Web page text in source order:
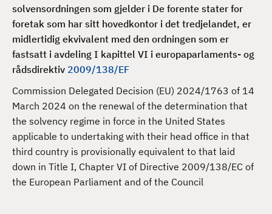
solvensordningen som gjelder i De forente stater for
foretak som har sitt hovedkontor i det tredjelandet, er
midlertidig ekvivalent med den ordningen som er
fastsatt i avdeling I kapittel VI i europaparlaments- og
rådsdirektiv 2009/138/EF
Commission Delegated Decision (EU) 2024/1763 of 14
March 2024 on the renewal of the determination that
the solvency regime in force in the United States
applicable to undertaking with their head office in that
third country is provisionally equivalent to that laid
down in Title I, Chapter VI of Directive 2009/138/EC of
the European Parliament and of the Council